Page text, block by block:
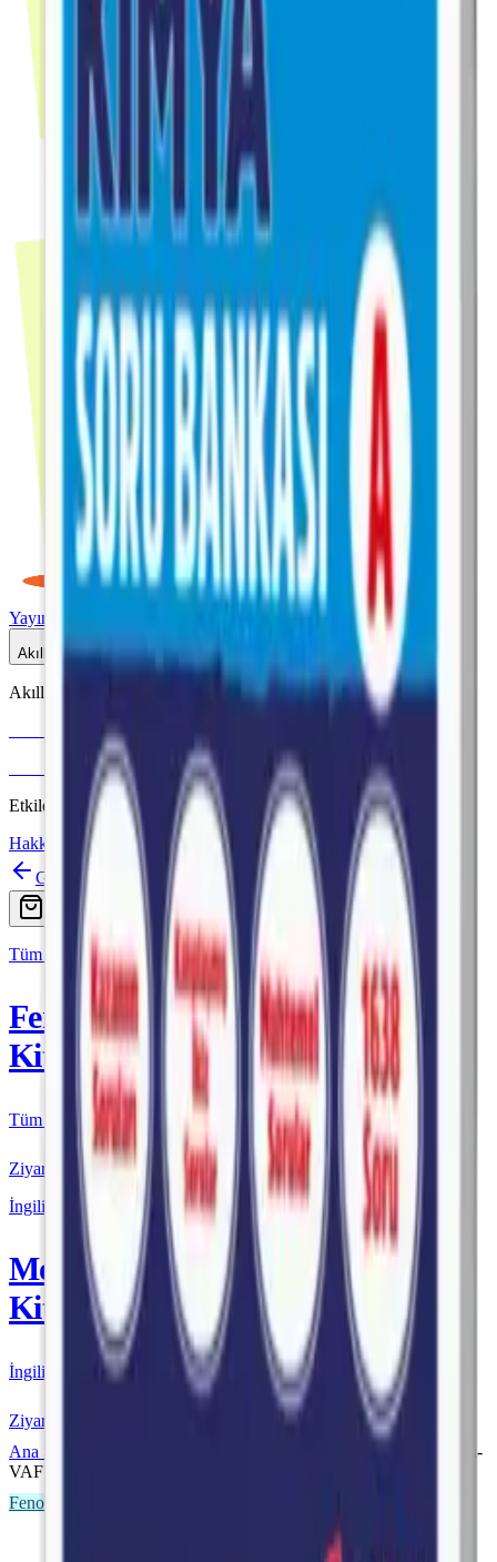
Yayınlar
Akıllı Tahta
Akıllı Tahta Uyumlu
Fenomen Okul
More & More
Etkileşimli içerik · Video destekli anlatım · MEB uyumlu
Hakkımızda İletişim
Geri
Online Satış
Tüm Yayınlar
Fenomen
Kitap
Tüm Kurmay yayınları için resmi satış
Ziyaret Et
İngilizce
More & More
Kitap
İngilizce kaynakları için resmi satış
Ziyaret Et
Ana Sayfa
Fenomen-
VAF TYT Matematik Fasikülleri
Fenomen VAF